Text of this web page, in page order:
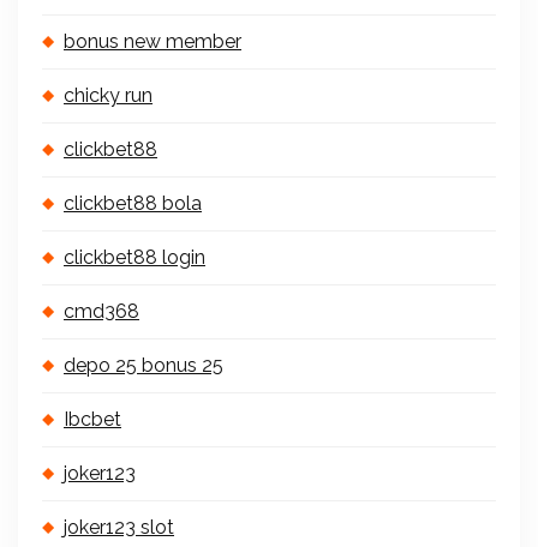
bonus new member
chicky run
clickbet88
clickbet88 bola
clickbet88 login
cmd368
depo 25 bonus 25
Ibcbet
joker123
joker123 slot